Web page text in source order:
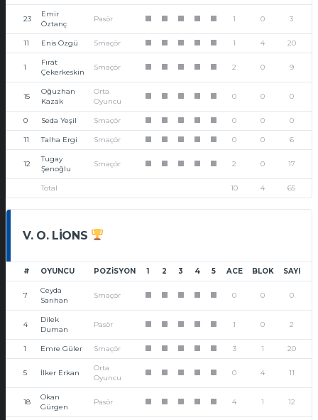
23
Emir
Öztanç
Pasör 1 0 3
11 Enis Özgü Smaçör 1 4 20
1
Fırat
Çekerkeskin
Smaçör 2 0 9
15
Oğuzhan
Kazak
Orta
Oyuncu
0 0 0
0 Seda Yeşil Smaçör 0 0 0
11 Talha Ergi Smaçör 0 0 6
12
Tugay
Şenoğlu
Smaçör 2 0 17
Total 10 4 65
V. O. LIONS
# OYUNCU POZISYON 1 2 3 4 5 ACE BLOK SAYI
7
Ceyda
Sarıhan
Smaçör 0 0 0
4
Dilek
Duman
Pasör 1 0 2
1 Emre Güler Smaçör 3 1 20
5 İlker Erkan
Orta
Oyuncu
0 4 11
18
Okan
Gürgen
Pasör 4 1 12